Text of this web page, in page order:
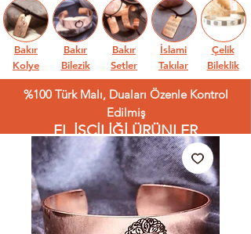
%100 Türk Malı, Duaları Özenle Kontrol
Edilmiş
EL İŞÇİLİĞİ ÜRÜNLER
Bakır
Kolye
Bakır
Bilezik
Bakır
Setler
İslami
Takılar
Çelik
Bileklik